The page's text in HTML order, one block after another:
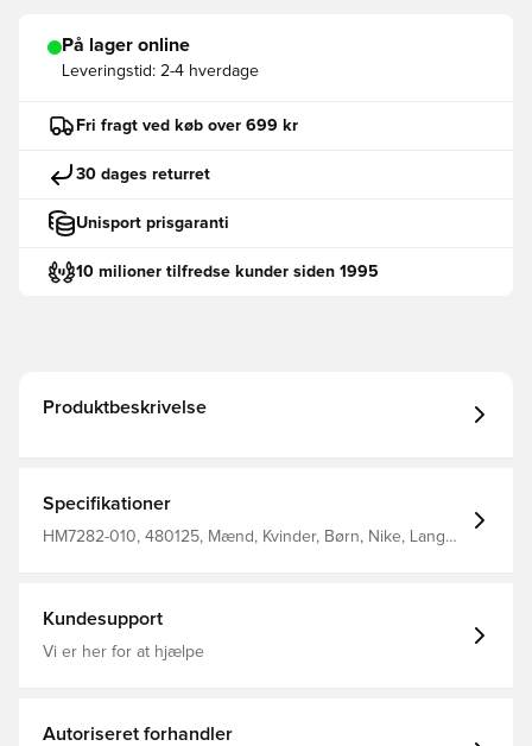
På lager online
Leveringstid: 2-4 hverdage
Fri fragt ved køb over 699 kr
30 dages returret
Unisport prisgaranti
10 milioner tilfredse kunder siden 1995
Produktbeskrivelse
Specifikationer
HM7282-010, 480125, Mænd, Kvinder, Børn, Nike, Lange
Kundesupport
Vi er her for at hjælpe
Autoriseret forhandler